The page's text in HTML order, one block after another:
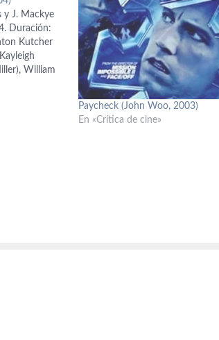
y J. Mackye
Duración:
Kutcher
William
Henson
Paycheck (John Woo, 2003)
En «Crítica de cine»